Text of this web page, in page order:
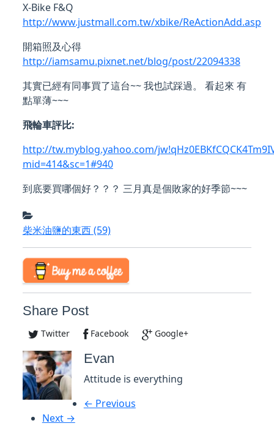
X-Bike F&Q
http://www.justmall.com.tw/xbike/ReActionAdd.asp
開箱照及心得
http://iamsamu.pixnet.net/blog/post/22094338
其實已經有同事買了這台~~ 我也試踩過。 看起來 有
點單薄~~~
飛輪車評比:
http://tw.myblog.yahoo.com/
mid=414&sc=1#940
到底要買哪個好？？？ 三月真是個敗家的好季節~~~
柴米油鹽的東西(59)
Share Post
Twitter Facebook Google+
Evan
Attitude is everything
← Previous
Next →